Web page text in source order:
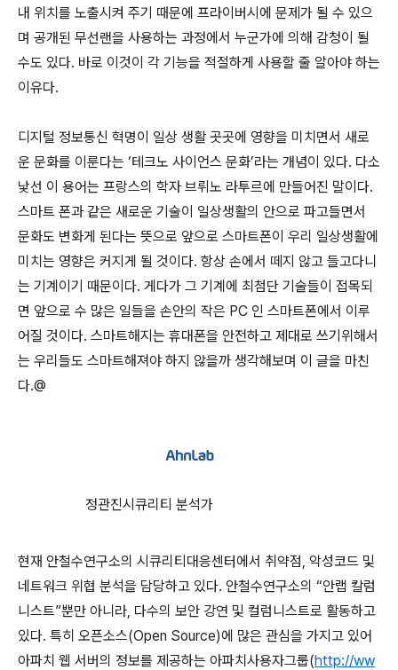
내 위치를 노출시켜 주기 때문에 프라이버시에 문제가 될 수 있으
며 공개된 무선랜을 사용하는 과정에서 누군가에 의해 감청이 될
수도 있다. 바로 이것이 각 기능을 적절하게 사용할 줄 알아야 하는
이유다.
디지털 정보통신 혁명이 일상 생활 곳곳에 영향을 미치면서 새로
운 문화를 이룬다는 ‘테크노 사이언스 문화’라는 개념이 있다. 다소
낯선 이 용어는 프랑스의 학자 브뤼노 라투르에 만들어진 말이다.
스마트 폰과 같은 새로운 기술이 일상생활의 안으로 파고들면서
문화도 변화게 된다는 뜻으로 앞으로 스마트폰이 우리 일상생활에
미치는 영향은 커지게 될 것이다. 항상 손에서 떼지 않고 들고다니
는 기계이기 때문이다. 게다가 그 기계에 최첨단 기술들이 접목되
면 앞으로 수 많은 일들을 손안의 작은 PC 인 스마트폰에서 이루
어질 것이다. 스마트해지는 휴대폰을 안전하고 제대로 쓰기위해서
는 우리들도 스마트해져야 하지 않을까 생각해보며 이 글을 마친
다.@
정관진시큐리티 분석가
현재 안철수연구소의 시큐리티대응센터에서 취약점, 악성코드 및
네트워크 위협 분석을 담당하고 있다. 안철수연구소의 “안랩 칼럼
니스트”뿐만 아니라, 다수의 보안 강연 및 컬럼니스트로 활동하고
있다. 특히 오픈소스(Open Source)에 많은 관심을 가지고 있어
아파치 웹 서버의 정보를 제공하는 아파치사용자그룹(http://ww